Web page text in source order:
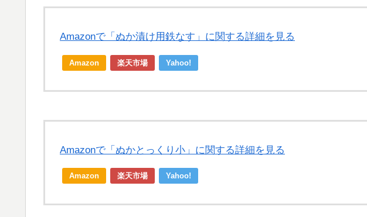
Amazonで「ぬか漬け用鉄なす」に関する詳細を見る
Amazon 楽天市場 Yahoo!
Amazonで「ぬかとっくり小」に関する詳細を見る
Amazon 楽天市場 Yahoo!